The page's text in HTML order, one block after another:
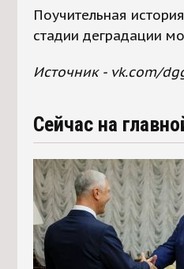
Поучительная
стадии деградации
Источник - vk.com/
Сейчас на